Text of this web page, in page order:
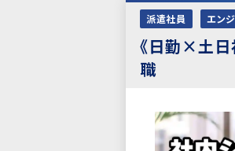
派遣社員 エン
《日勤×土日
職